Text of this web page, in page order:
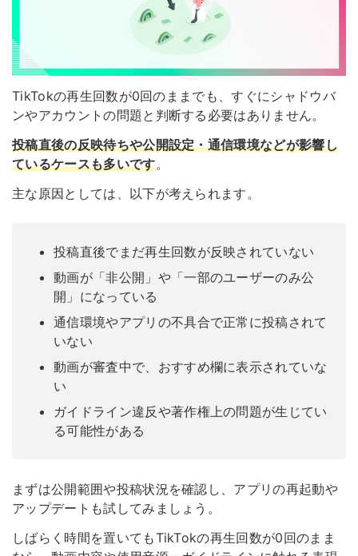
TikTokの再生回数が0回のままでも、すぐにシャドウバ
ンやアカウントの問題と判断する必要はありません。
投稿直後の反映待ちや公開設定・通信環境などが影響し
ているケースも多いです。
主な原因としては、以下が考えられます。
投稿直後でまだ再生回数が反映されていない
動画が「非公開」や「一部のユーザーのみ公
開」になっている
通信環境やアプリの不具合で正常に投稿されて
いない
動画が審査中で、おすすめ欄に表示されていな
い
ガイドライン違反や著作権上の問題が生じてい
る可能性がある
まずは公開範囲や投稿状況を確認し、アプリの再起動や
アップデートも試してみましょう。
しばらく時間を置いてもTikTokの再生回数が0回のまま